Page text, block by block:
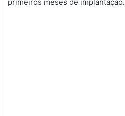
primeiros meses de implantação.